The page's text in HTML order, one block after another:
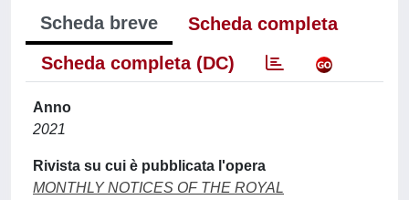
Scheda breve
Scheda completa
Scheda completa (DC)
Anno
2021
Rivista su cui è pubblicata l'opera
MONTHLY NOTICES OF THE ROYAL